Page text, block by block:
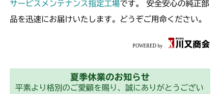
サービスメンテナンス指定工場です。 安全安心の純正部
品を迅速にお届けいたします。どうぞご用命ください。
夏季休業のお知らせ
平素より格別のご愛顧を賜り、誠にありがとうござい